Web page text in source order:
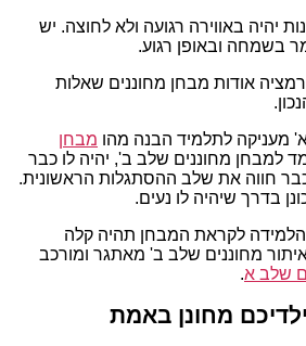
יהיה באווירה רגועה ולא לחוצה. יש
בשמחה ובאופן רגוע.
אודות מבחן מחוננים שאלות
מעניקה לתלמיד הבנה מהו מבחן
למבחן מחוננים שלב ב', יהיה לו כבר
חווה את שלב ההסתגלות הראשונית.
בדרך שיהיה לו נעים.
לקראת המבחן תהיה קלה
מחוננים שלב ב' מאתגר ומורכב
שלב א.
מחונן באמת